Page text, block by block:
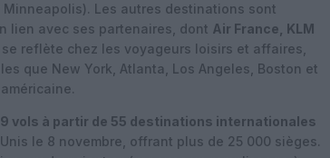
Les autres destinations sont
lien avec ses partenaires, dont Air France, KLM
reflète chez les voyageurs loisirs et affaires,
que New York, Atlanta, Los Angeles, Boston et
vols à partir de 55 destinations internationales
le 8 novembre, offrant plus de 25 000 sièges.